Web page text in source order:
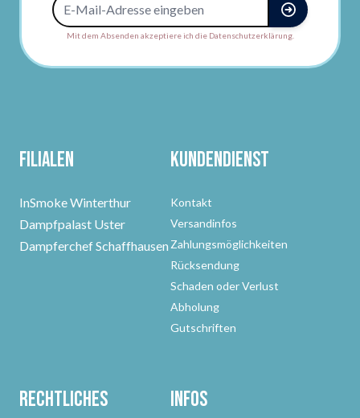
Mit dem Absenden akzeptiere ich die Datenschutzerklärung.
Filialen
InSmoke Winterthur
Dampfpalast Uster
Dampferchef Schaffhausen
Kundendienst
Kontakt
Versandinfos
Zahlungsmöglichkeiten
Rücksendung
Schaden oder Verlust
Abholung
Gutschriften
Rechtliches Infos